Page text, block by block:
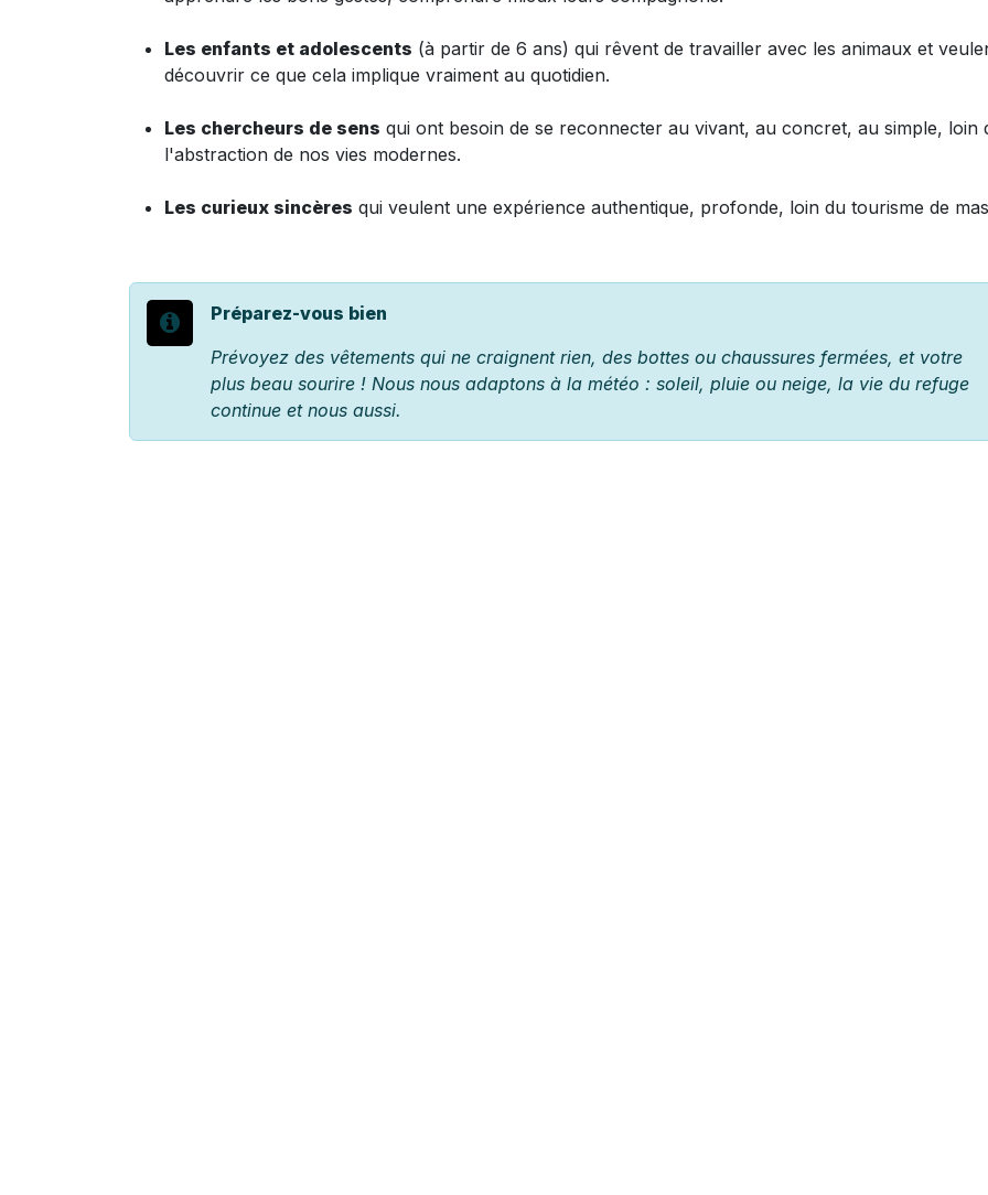
Les enfants et adolescents (à partir de 6 ans) qui rêvent de travailler avec les animaux et
découvrir ce que cela implique vraiment au quotidien.
Les chercheurs de sens qui ont besoin de se reconnecter au vivant, au concret, au simple, loin
l'abstraction de nos vies modernes.
Les curieux sincères qui veulent une expérience authentique, profonde, loin du tourisme de
Préparez-vous bien
Prévoyez des vêtements qui ne craignent rien, des bottes ou chaussures fermées, et votre
plus beau sourire ! Nous nous adaptons à la météo : soleil, pluie ou neige, la vie du refuge
continue et nous aussi.